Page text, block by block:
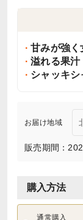
甘みが強く
溢れる果汁
シャッキシ
お届け地域
販売期間：
購入方法
通常購入